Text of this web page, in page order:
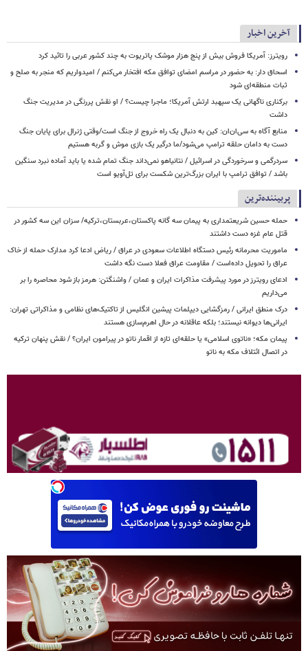
آخرین اخبار
رویترز: آمریکا فروش بیش از پنج هزار موشک پاتریوت به چند کشور عربی را تائید کرد
اسحاق‌ دار: به حضور در مراسم امضای توافق مکه افتخار می‌کنم / امیدواریم که منجر به صلح و
ثبات منطقه‌ای شود
برکناری ناگهانی یک سپهبد ارتش آمریکا؛ ماجرا چیست؟ / او نقش پررنگی در مدیریت جنگ
داشت
منابع آگاه به سی‌ان‌ان: کین به دنبال یک راه خروج از جنگ است/وقتی ژنرال برای پایان جنگ
دست به دامان حلقه ترامپ می‌شود/ما درگیر یک بازی موش و گربه هستیم
سردرگمی و سرخوردگی در اسرائیل / نتانیاهو نمی‌داند جنگ تمام شده یا باید آماده نبرد سنگین
باشد / توافق ترامپ با ایران بزرگ‌ترین شکست برای تل‌آویو است
پربیننده‌ترین
حمله حسین شریعتمداری به پیمان سه گانه پاکستان،عربستان،ترکیه/ سزان این سه کشور در
قتل عام غزه دست داشتند
ماموریت محرمانه رئیس دستگاه اطلاعات سعودی در عراق / ریاض ادعا کرد مدارک حمله از خاک
عراق را تحویل داده‌است / مقاومت عراق فعلا دست نگه داشت
ادعای رویترز در مورد پیشرفت مذاکرات ایران و عمان / واشنگتن: هرمز باز شود محاصره را بر
می‌داریم
درک منطق ایرانی / رمزگشایی دیپلمات پیشین انگلیس از تاکتیک‌های نظامی و مذاکراتی تهران:
ایرانی‌ها دیوانه نیستند؛ بلکه عاقلانه در حال اهرم‌سازی هستند
پیمان مکه؛ «ناتوی اسلامی» یا حلقه‌ای تازه از اقمار ناتو در پیرامون ایران؟ / نقش پنهان ترکیه
در اتصال ائتلاف مکه به ناتو